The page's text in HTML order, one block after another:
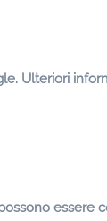
Ulteriori
essere